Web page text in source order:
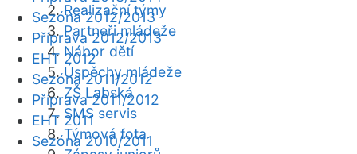
Realizační týmy
Partneři mládeže
Nábor dětí
Úspěchy mládeže
ZŠ Labská
SMS servis
Týmová fota
Sezóna 2012/2013
Příprava 2012/2013
EHT 2012
Sezóna 2011/2012
Příprava 2011/2012
EHT 2011
Sezóna 2010/2011